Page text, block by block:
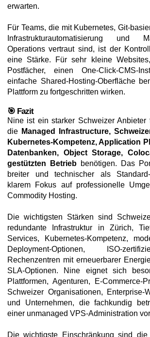
erwarten.
Für Teams, die mit Kubernetes, Git-
Infrastrukturautomatisierung und
Operations vertraut sind, ist der
eine Stärke. Für sehr kleine
Postfächer, einen One-Click-CMS-
einfache Shared-Hosting-Oberfläche
Plattform zu fortgeschritten wirken.
🎯 Fazit
Nine ist ein starker Schweizer Anbieter
die Managed Infrastructure,
Kubernetes-Kompetenz, Application
Datenbanken, Object Storage,
gestützten Betrieb benötigen. Das
breiter und technischer als
klarem Fokus auf professionelle
Commodity Hosting.
Die wichtigsten Stärken sind
redundante Infrastruktur in Zürich,
Services, Kubernetes-Kompetenz,
Deployment-Optionen, ISO-
Rechenzentren mit erneuerbarer
SLA-Optionen. Nine eignet sich
Plattformen, Agenturen, E-Commerce-
Schweizer Organisationen, Enterprise-
und Unternehmen, die fachkundig
einer unmanaged VPS-Administration
Die wichtigste Einschränkung sind